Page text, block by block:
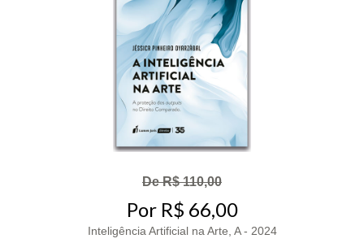
De R$ 110,00
Por R$ 66,00
Inteligência Artificial na Arte, A - 2024